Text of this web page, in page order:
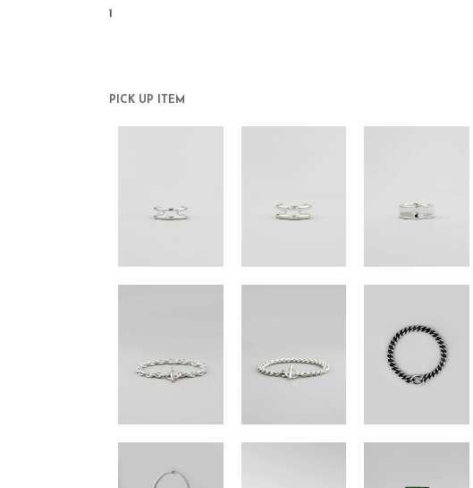
1
PICK UP ITEM